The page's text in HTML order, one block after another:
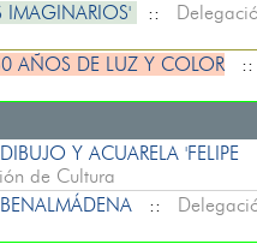
IMAGINARIOS'
::
AÑOS DE LUZ Y COLOR
Y ACUARELA 'FELIPE
de Cultura
::